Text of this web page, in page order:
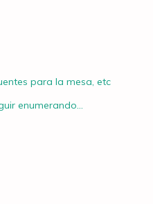
para la mesa, etc
enumerando...